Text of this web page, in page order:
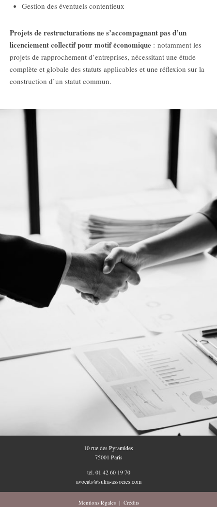
Gestion des éventuels contentieux
Projets de restructurations ne s’accompagnant pas d’un
licenciement collectif pour motif économique : notamment les
projets de rapprochement d’entreprises, nécessitant une étude
complète et globale des statuts applicables et une réflexion sur la
construction d’un statut commun.
10 rue des Pyramides
75001 Paris
tel. 01 42 60 19 70
avocats@sutra-associes.com
Mentions légales| Crédits